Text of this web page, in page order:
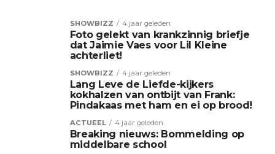
SHOWBIZZ 4 jaar geleden
Foto gelekt van krankzinnig briefje
dat Jaimie Vaes voor Lil Kleine
achterliet!
SHOWBIZZ 4 jaar geleden
Lang Leve de Liefde-kijkers
kokhalzen van ontbijt van Frank:
Pindakaas met ham en ei op brood!
ACTUEEL 4 jaar geleden
Breaking nieuws: Bommelding op
middelbare school